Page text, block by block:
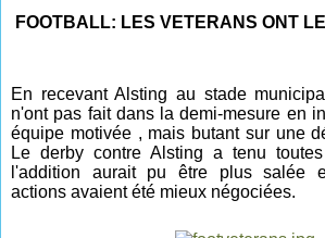
FOOTBALL: LES VETERANS ONT
En recevant Alsting au stade
n'ont pas fait dans la demi-mesure en
équipe motivée , mais butant sur une
Le derby contre Alsting a tenu
l'addition aurait pu être plus salée
actions avaient été mieux négociées.